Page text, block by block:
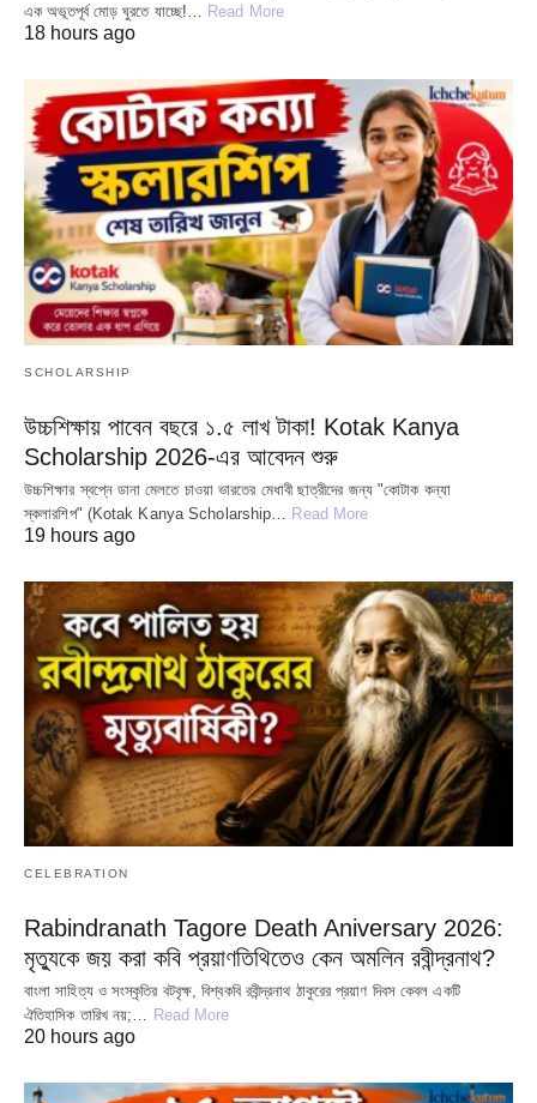
এক অভূতপূর্ব মোড় ঘুরতে যাচ্ছে!…
Read More
18 hours ago
SCHOLARSHIP
উচ্চশিক্ষায় পাবেন বছরে ১.৫ লাখ টাকা! Kotak Kanya
Scholarship 2026-এর আবেদন শুরু
উচ্চশিক্ষার স্বপ্নে ডানা মেলতে চাওয়া ভারতের মেধাবী ছাত্রীদের জন্য "কোটাক কন্যা
স্কলারশিপ" (Kotak Kanya Scholarship… Read More
19 hours ago
CELEBRATION
Rabindranath Tagore Death Aniversary 2026:
মৃত্যুকে জয় করা কবি প্রয়াণতিথিতেও কেন অমলিন রবীন্দ্রনাথ?
বাংলা সাহিত্য ও সংস্কৃতির বটবৃক্ষ, বিশ্বকবি রবীন্দ্রনাথ ঠাকুরের প্রয়াণ দিবস কেবল একটি
ঐতিহাসিক তারিখ নয়;… Read More
20 hours ago